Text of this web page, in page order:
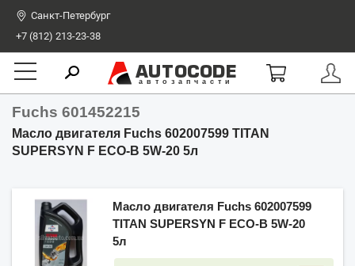
Санкт-Петербург
+7 (812) 213-23-38
AUTOCODE
автозапчасти
Fuchs 601452215
Масло двигателя Fuchs 602007599 TITAN
SUPERSYN F ECO-B 5W-20 5л
Масло двигателя Fuchs 602007599
TITAN SUPERSYN F ECO-B 5W-20
5л